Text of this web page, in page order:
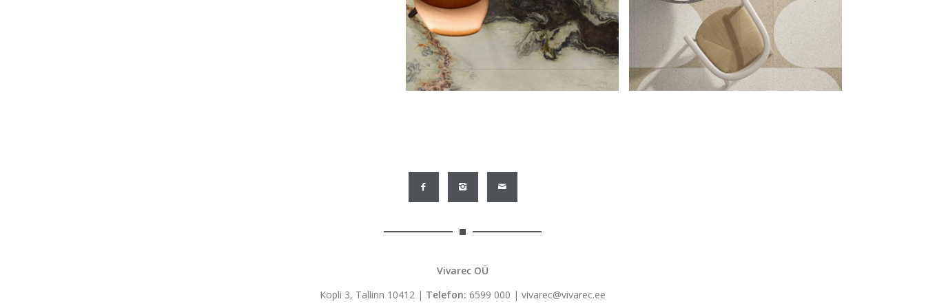
Vivarec OÜ
Kopli 3, Tallinn 10412 | Telefon: 6599 000 |vivarec@vivarec.ee